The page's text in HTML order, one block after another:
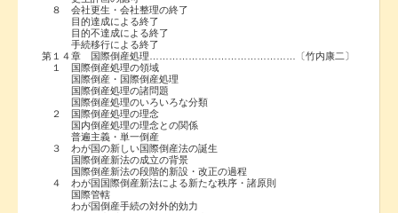
８ 会社更生・会社整理の終了
目的達成による終了
目的不達成による終了
手続移行による終了
第１４章 国際倒産処理………………………………………〔竹内康二〕
１ 国際倒産処理の領域
国際倒産・国際倒産処理
国際倒産処理の諸問題
国際倒産処理のいろいろな分類
２ 国際倒産処理の理念
国内倒産処理の理念との関係
普遍主義・単一倒産
３ わが国の新しい国際倒産法の誕生
国際倒産新法の成立の背景
国際倒産新法の段階的新設・改正の過程
４ わが国国際倒産新法による新たな秩序・諸原則
国際管轄
わが国倒産手続の対外的効力